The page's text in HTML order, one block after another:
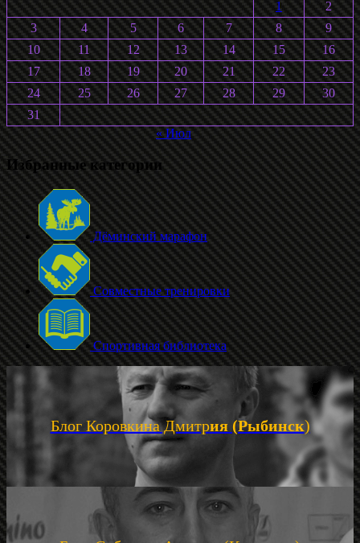
1
2
3
4 5 6 7 8
9
10
11 12 13 14 15
16
17
18 19 20 21 22
23
24
25 26 27 28 29
30
31
« Июл
Избранные категории
Дёминский марафон
Совместные тренировки
Спортивная библиотека
Блог Коровкина Дмитрия (Рыбинск)